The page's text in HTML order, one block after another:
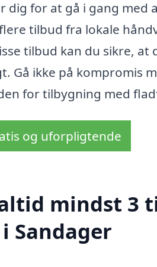
dig for at gå i gang
tilbud fra lokale
tilbud kan du sikre,
Gå ikke på kompromis
for tilbygning med
og uforpligtende
mindst 3
Sandager